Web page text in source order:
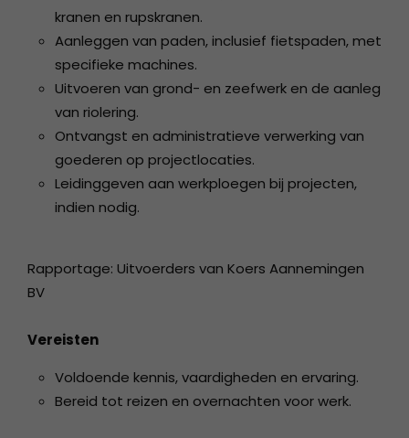
kranen en rupskranen.
Aanleggen van paden, inclusief fietspaden, met
specifieke machines.
Uitvoeren van grond- en zeefwerk en de aanleg
van riolering.
Ontvangst en administratieve verwerking van
goederen op projectlocaties.
Leidinggeven aan werkploegen bij projecten,
indien nodig.
Rapportage: Uitvoerders van Koers Aannemingen
BV
Vereisten
Voldoende kennis, vaardigheden en ervaring.
Bereid tot reizen en overnachten voor werk.